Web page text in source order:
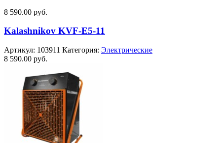
8 590.00 руб.
Kalashnikov KVF-E5-11
Артикул: 103911 Категория: Электрические
8 590.00 руб.